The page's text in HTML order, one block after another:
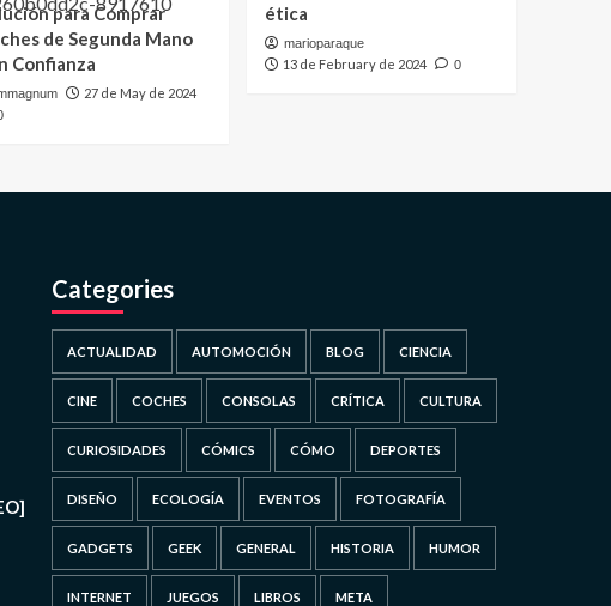
para Comprar
de Segunda Mano
Confianza
27 de May de 2024
ética
marioparaque
13 de February de 2024 0
Categories
ACTUALIDAD AUTOMOCIÓN BLOG CIENCIA
CINE COCHES CONSOLAS CRÍTICA CULTURA
CURIOSIDADES CÓMICS CÓMO DEPORTES
DISEÑO ECOLOGÍA EVENTOS FOTOGRAFÍA
GADGETS GEEK GENERAL HISTORIA HUMOR
INTERNET JUEGOS LIBROS META